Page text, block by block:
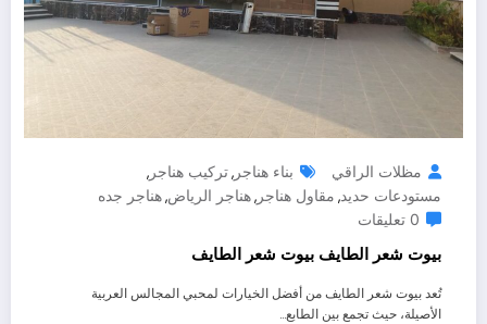
مظلات الراقي بناء هناجر ,تركيب هناجر ,
مستودعات حديد, مقاول هناجر ,هناجر الرياض,هناجر جده
0 تعليقات
بيوت شعر الطايف بيوت شعر الطايف
تُعد بيوت شعر الطايف من أفضل الخيارات لمحبي المجالس العربية
الأصيلة، حيث تجمع بين الطابع…